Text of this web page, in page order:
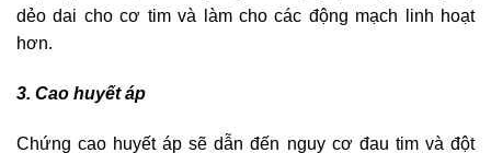
dẻo dai cho cơ tim và làm cho các động mạch linh hoạt
hơn.
3. Cao huyết áp
Chứng cao huyết áp sẽ dẫn đến nguy cơ đau tim và đột